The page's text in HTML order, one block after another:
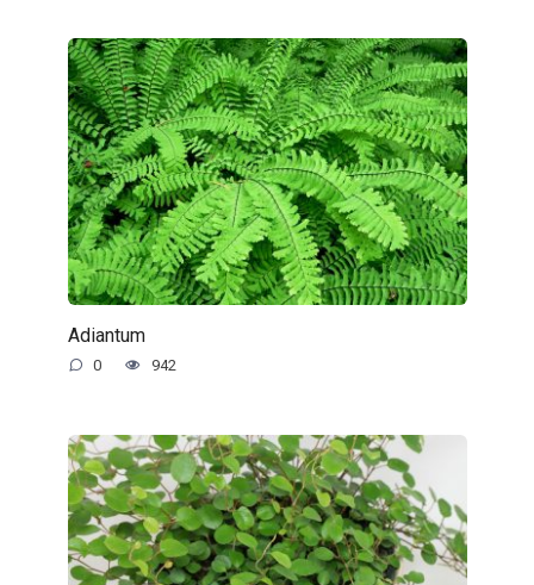
Adiantum
0 942